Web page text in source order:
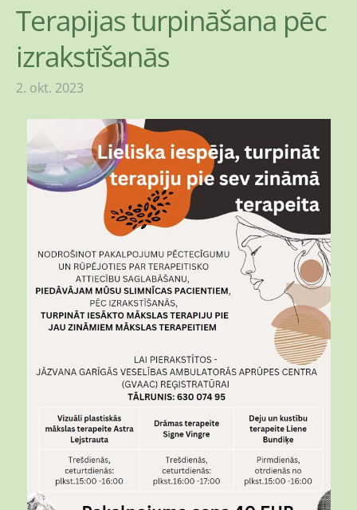
Terapijas turpināšana pēc
izrakstīšanās
2. okt. 2023